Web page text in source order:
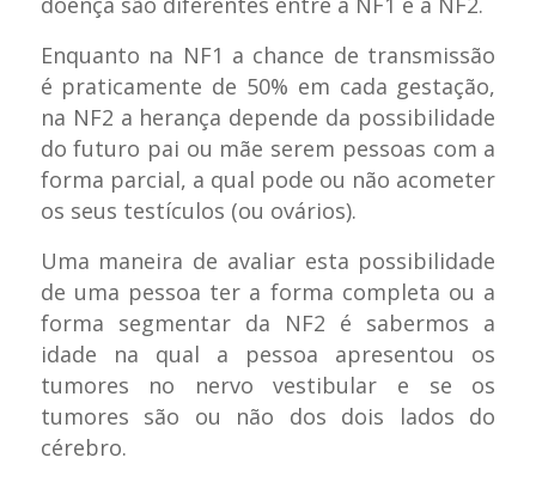
Enquanto na NF1 a chance de transmissão
é praticamente de 50% em cada gestação,
na NF2 a herança depende da possibilidade
do futuro pai ou mãe serem pessoas com a
forma parcial, a qual pode ou não acometer
os seus testículos (ou ovários).
Uma maneira de avaliar esta possibilidade
de uma pessoa ter a forma completa ou a
forma segmentar da NF2 é sabermos a
idade na qual a pessoa apresentou os
tumores no nervo vestibular e se os
tumores são ou não dos dois lados do
cérebro.